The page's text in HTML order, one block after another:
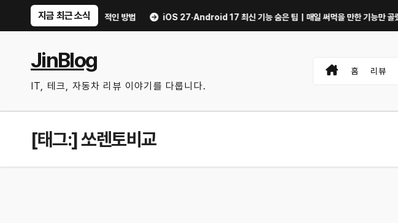
지금 최근 소식
리 불안 줄이는 현실적인 방법 iOS 27·Android 17 최신 기능 숨은 팁｜매일 써먹을 만한 기능만 골랐다
JinBlog
IT, 테크, 자동차 리뷰 이야기를 다룹니다.
홈 리뷰
[태그:]쏘렌토비교